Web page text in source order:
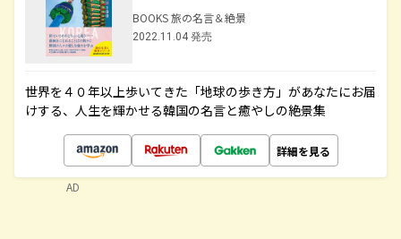
BOOKS 旅の名言＆絶景
2022.11.04 発売
世界を４０年以上歩いてきた「地球の歩き方」があなたにお届
けする、人生を輝かせる韓国の名言と癒やしの絶景集
詳細を見る
AD